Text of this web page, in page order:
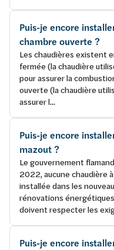
Puis-je encore
chambre ouverte ?
Les chaudières existent
fermée (la chaudière
pour assurer la
ouverte (la chaudière
assurer l...
Puis-je encore
mazout ?
Le gouvernement
2022, aucune chaudière
installée dans les
rénovations
doivent respecter les
Puis-je encore